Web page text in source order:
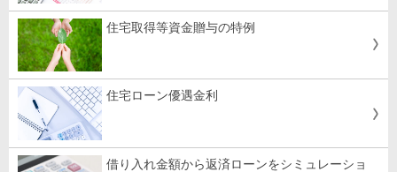
住宅取得等資金贈与の特例
住宅ローン優遇金利
借り入れ金額から返済ローンをシミュレーショ